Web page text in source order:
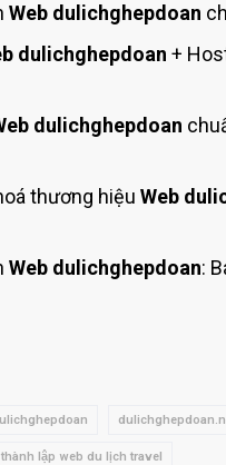
Web dulichghepdoan
dulichghepdoan +
dulichghepdoan
thương hiệu Web
Web dulichghepdoan:
thành lập web du lịch travel